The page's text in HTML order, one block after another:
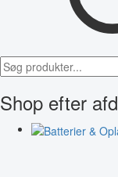
Shop efter